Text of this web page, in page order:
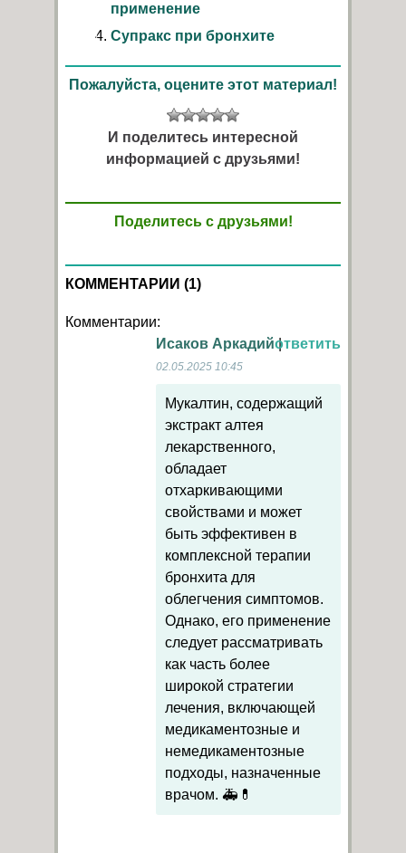
применение
Супракс при бронхите
Пожалуйста, оцените этот материал!
И поделитесь интересной
информацией с друзьями!
Поделитесь с друзьями!
КОММЕНТАРИИ (1)
Комментарии:
Исаков Аркадий|
02.05.2025 10:45
ответить
Мукалтин, содержащий
экстракт алтея
лекарственного,
обладает
отхаркивающими
свойствами и может
быть эффективен в
комплексной терапии
бронхита для
облегчения симптомов.
Однако, его применение
следует рассматривать
как часть более
широкой стратегии
лечения, включающей
медикаментозные и
немедикаментозные
подходы, назначенные
врачом. 🚑💊